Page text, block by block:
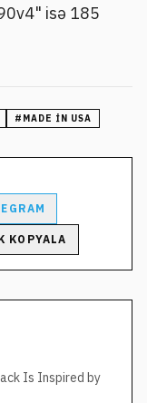
isə 185
# MADE IN USA
KOPYALA
Is Inspired by